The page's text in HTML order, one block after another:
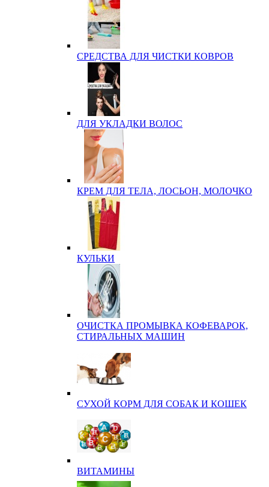
СРЕДСТВА ДЛЯ ЧИСТКИ КОВРОВ
ДЛЯ УКЛАДКИ ВОЛОС
КРЕМ ДЛЯ ТЕЛА, ЛОСЬОН, МОЛОЧКО
КУЛЬКИ
ОЧИСТКА ПРОМЫВКА КОФЕВАРОК,
СТИРАЛЬНЫХ МАШИН
СУХОЙ КОРМ ДЛЯ СОБАК И КОШЕК
ВИТАМИНЫ